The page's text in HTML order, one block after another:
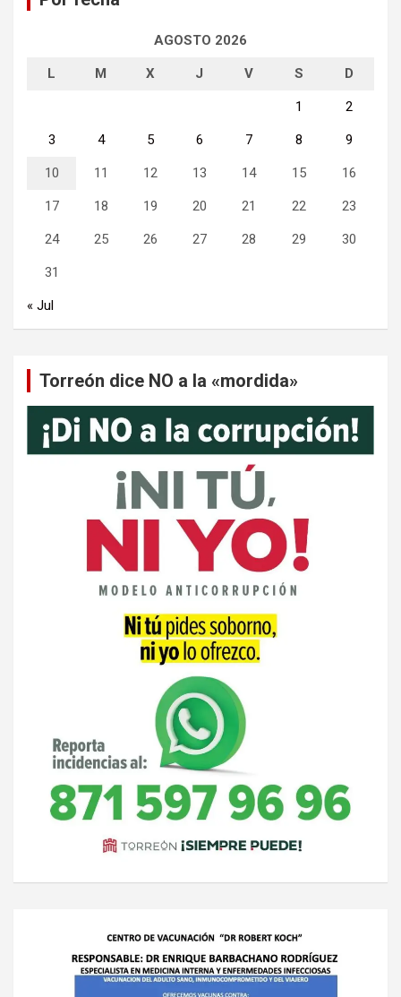
AGOSTO 2026
L M X J V S D
1 2
3 4 5 6 7 8 9
10 11 12 13 14 15 16
17 18 19 20 21 22 23
24 25 26 27 28 29 30
31
« Jul
Torreón dice NO a la «mordida»